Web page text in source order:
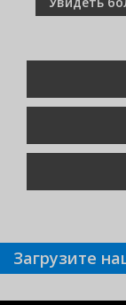
Загрузите